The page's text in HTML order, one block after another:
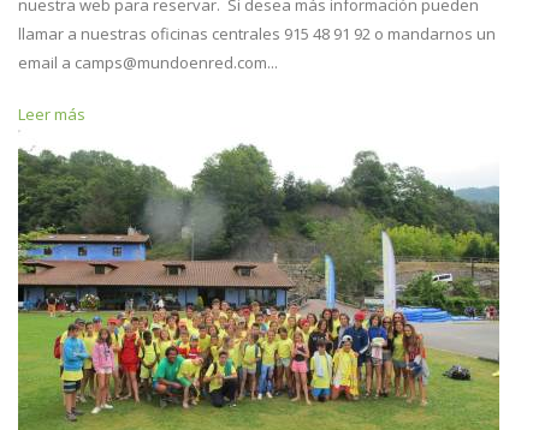
nuestra web para reservar. Si desea más información pueden
llamar a nuestras oficinas centrales 915 48 91 92 o mandarnos un
email a camps@mundoenred.com...
Leer más